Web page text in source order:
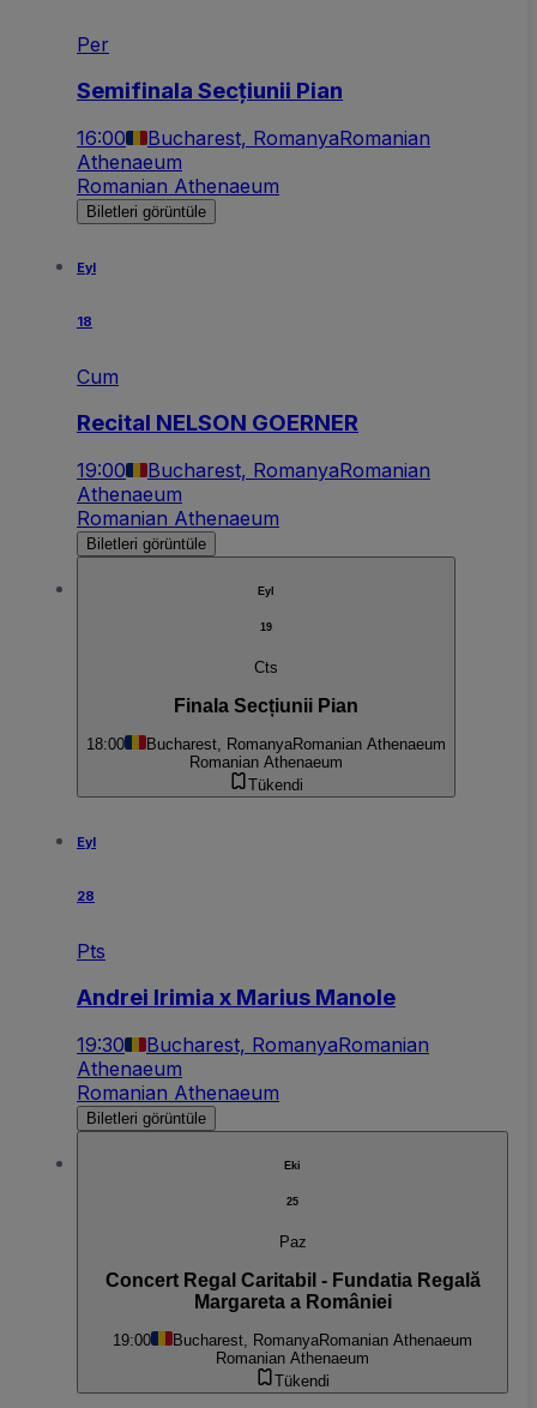
Per
Semifinala Secțiunii Pian
16:00 Bucharest, RomanyaRomanian
Athenaeum
Romanian Athenaeum
Biletleri görüntüle
Eyl
18
Cum
Recital NELSON GOERNER
19:00 Bucharest, RomanyaRomanian
Athenaeum
Romanian Athenaeum
Biletleri görüntüle
Eyl
19
Cts
Finala Secțiunii Pian
18:00 Bucharest, RomanyaRomanian Athenaeum
Romanian Athenaeum
Tükendi
Eyl
28
Pts
Andrei Irimia x Marius Manole
19:30 Bucharest, RomanyaRomanian
Athenaeum
Romanian Athenaeum
Biletleri görüntüle
Eki
25
Paz
Concert Regal Caritabil - Fundatia Regală
Margareta a României
19:00 Bucharest, RomanyaRomanian Athenaeum
Romanian Athenaeum
Tükendi